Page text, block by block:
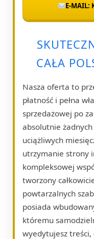
E-MAIL:
CAŁA
Nasza oferta to
płatność i pełna
sprzedażowej po
absolutnie
uciążliwych
utrzymanie strony
kompleksowej
tworzony
powtarzalnych
posiada
któremu
wyedytujesz treści,